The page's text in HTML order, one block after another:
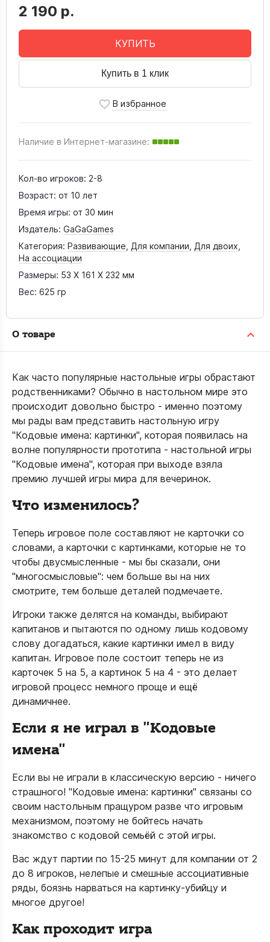
2 190 р.
КУПИТЬ
Купить в 1 клик
Наличие в Интернет-магазине:
Кол-во игроков: 2-8
Возраст: от 10 лет
Время игры: от 30 мин
Издатель: GaGaGames
Категория: Развивающие Для компании Для двоих
На ассоциации
Размеры: 53 X 161 X 232 мм
Вес: 625 гр
О товаре
Как часто популярные настольные игры обрастают
родственниками? Обычно в настольном мире это
происходит довольно быстро - именно поэтому
мы рады вам представить настольную игру
"Кодовые имена: картинки", которая появилась на
волне популярности прототипа - настольной игры
"Кодовые имена", которая при выходе взяла
премию лучшей игры мира для вечеринок.
Что изменилось?
Теперь игровое поле составляют не карточки со
словами, а карточки с картинками, которые не то
чтобы двусмысленные - мы бы сказали, они
"многосмысловые": чем больше вы на них
смотрите, тем больше деталей подмечаете.
Игроки также делятся на команды, выбирают
капитанов и пытаются по одному лишь кодовому
слову догадаться, какие картинки имел в виду
капитан. Игровое поле состоит теперь не из
карточек 5 на 5, а картинок 5 на 4 - это делает
игровой процесс немного проще и ещё
динамичнее.
Если я не играл в "Кодовые
имена"
Если вы не играли в классическую версию - ничего
страшного! "Кодовые имена: картинки" связаны со
своим настольным пращуром разве что игровым
механизмом, поэтому не бойтесь начать
знакомство с кодовой семьёй с этой игры.
Вас ждут партии по 15-25 минут для компании от 2
до 8 игроков, нелепые и смешные ассоциативные
ряды, боязнь нарваться на картинку-убийцу и
многое другое!
Как проходит игра